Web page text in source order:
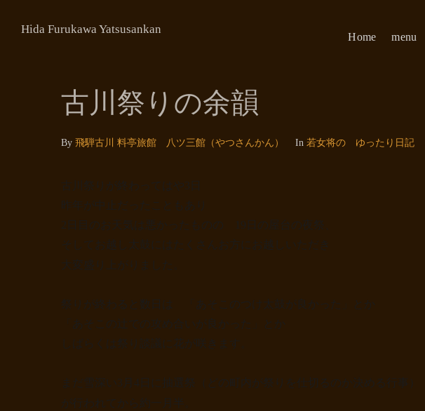
Hida Furukawa Yatsusankan
Home menu
古川祭りの余韻
By 飛騨古川 料亭旅館 八ツ三館（やつさんかん） In 若女将の ゆったり日記
古川祭りが終わってはや 3
昨年が中止だったこともあり
日目のお天気は悪かったものの 19
日の屋台の夜祭、
そしてお越し太鼓にはたくさんお方にお越しいただき
大変盛り上がりました。
祭りが終わると数日は 「あそこのつけ太鼓が良かった」とか
「あそこの辻での攻め合いが良かった」とか
しばらくは祭り談議に花が咲きます。
まだ雪深い 3 4 日に抽選祭（どの町内が祭りを仕切るのか決める行事）
が行われてから約一月半。